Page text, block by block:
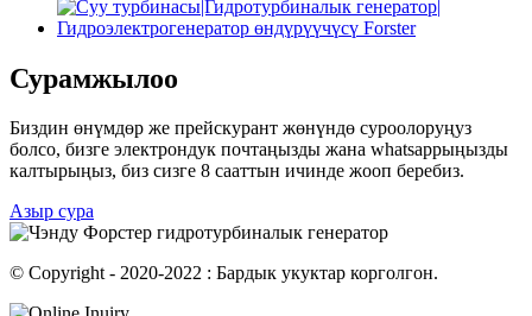
Сурамжылоо
Биздин өнүмдөр же прейскурант жөнүндө суроолоруңуз
болсо, бизге электрондук почтаңызды жана whatsappыңызды
калтырыңыз, биз сизге 8 сааттын ичинде жооп беребиз.
Азыр сура
© Copyright - 2020-2022 : Бардык укуктар корголгон.